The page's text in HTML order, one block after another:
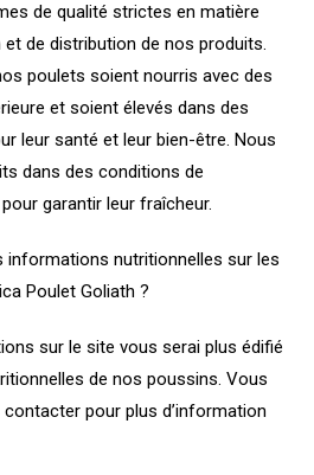
de qualité strictes en matière
et de distribution de nos produits.
poulets soient nourris avec des
et soient élevés dans des
leur santé et leur bien-être. Nous
dans des conditions de
garantir leur fraîcheur.
informations nutritionnelles sur les
Poulet Goliath ?
sur le site vous serai plus édifié
de nos poussins. Vous
pour plus d’information